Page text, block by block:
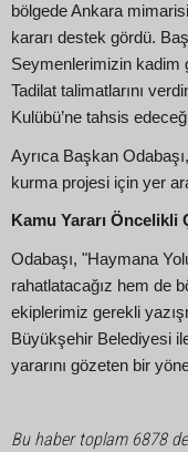
bölgede Ankara
kararı destek gördü.
Seymenlerimizin kadim
Tadilat talimatlarını
Kulübü’ne tahsis
Ayrıca Başkan
kurma projesi için yer
Kamu Yararı Öncelikli
Odabaşı, "Haymana
rahatlatacağız hem de
ekiplerimiz gerekli
Büyükşehir Belediyesi
yararını gözeten bir
Bu haber toplam 6878